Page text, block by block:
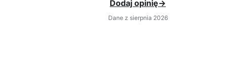
Dodaj opinię→
Dane z sierpnia 2026